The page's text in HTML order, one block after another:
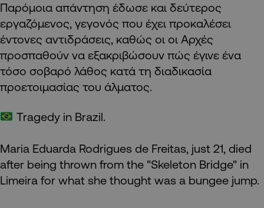
Παρόμοια απάντηση έδωσε και δεύτερος
εργαζόμενος, γεγονός που έχει προκαλέσει
έντονες αντιδράσεις, καθώς οι οι Αρχές
προσπαθούν να εξακριβώσουν πώς έγινε ένα
τόσο σοβαρό λάθος κατά τη διαδικασία
προετοιμασίας του άλματος.
Tragedy in Brazil.
Maria Eduarda Rodrigues de Freitas, just 21, died
after being thrown from the "Skeleton Bridge" in
Limeira for what she thought was a bungee jump.